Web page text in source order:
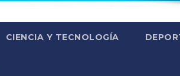
CIENCIA Y TECNOLOGÍA